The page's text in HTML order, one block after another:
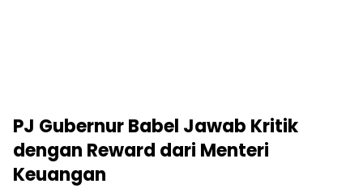
PJ Gubernur Babel Jawab Kritik
dengan Reward dari Menteri
Keuangan